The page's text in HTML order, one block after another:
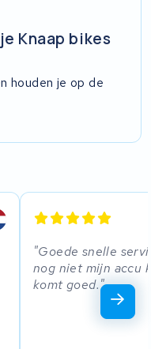
Knaap bikes
houden je op de
Goede snelle
nog niet mijn accu
komt goed.